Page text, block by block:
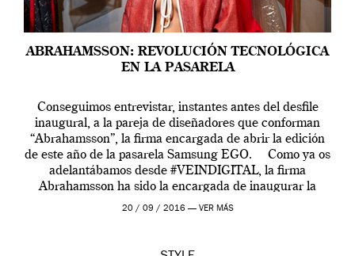
ABRAHAMSSON: REVOLUCIÓN TECNOLÓGICA
EN LA PASARELA
Conseguimos entrevistar, instantes antes del desfile
inaugural, a la pareja de diseñadores que conforman
“Abrahamsson”, la firma encargada de abrir la edición
de este año de la pasarela Samsung EGO. Como ya os
adelantábamos desde #VEINDIGITAL, la firma
Abrahamsson ha sido la encargada de inaugurar la
edición de este año de EGO, la […]
20 / 09 / 2016 — VER MÁS